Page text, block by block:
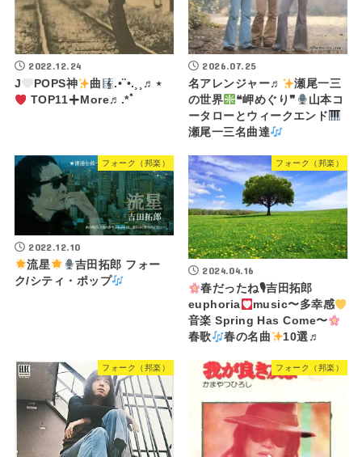
2022.12.24
J
POPS神 曲
.•¨•.¸¸♬⋆
TOP11
More♬.*ﾟ
2026.07.25
名アレンジャー♬
瀬尾一三
の世界
❝岬めぐり❞
山本コ
ータローとウィークエンド
瀬尾一三名曲達
フォーク（邦楽）
2022.12.10
流星
吉田拓郎 フォー
ク/シティ・ポップ
フォーク（邦楽）
2024.04.16
春だったね🎙吉田拓郎
euphoria
music〜多幸感
音楽 Spring Has Come〜
春歌
春の名曲 10選♬
フォーク（邦楽） フォーク（邦楽）